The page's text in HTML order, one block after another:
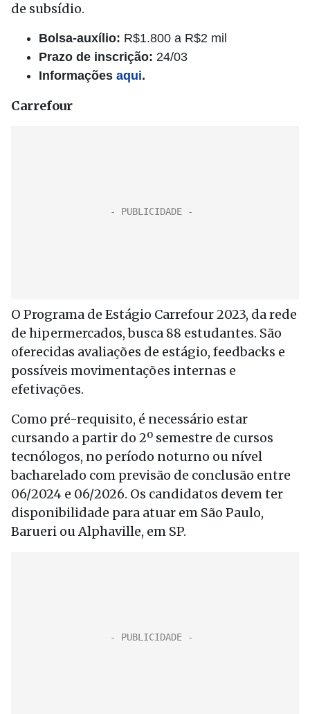
de subsídio.
Bolsa-auxílio: R$1.800 a R$2 mil
Prazo de inscrição: 24/03
Informações aqui.
Carrefour
O Programa de Estágio Carrefour 2023, da rede
de hipermercados, busca 88 estudantes. São
oferecidas avaliações de estágio, feedbacks e
possíveis movimentações internas e
efetivações.
Como pré-requisito, é necessário estar
cursando a partir do 2º semestre de cursos
tecnólogos, no período noturno ou nível
bacharelado com previsão de conclusão entre
06/2024 e 06/2026. Os candidatos devem ter
disponibilidade para atuar em São Paulo,
Barueri ou Alphaville, em SP.